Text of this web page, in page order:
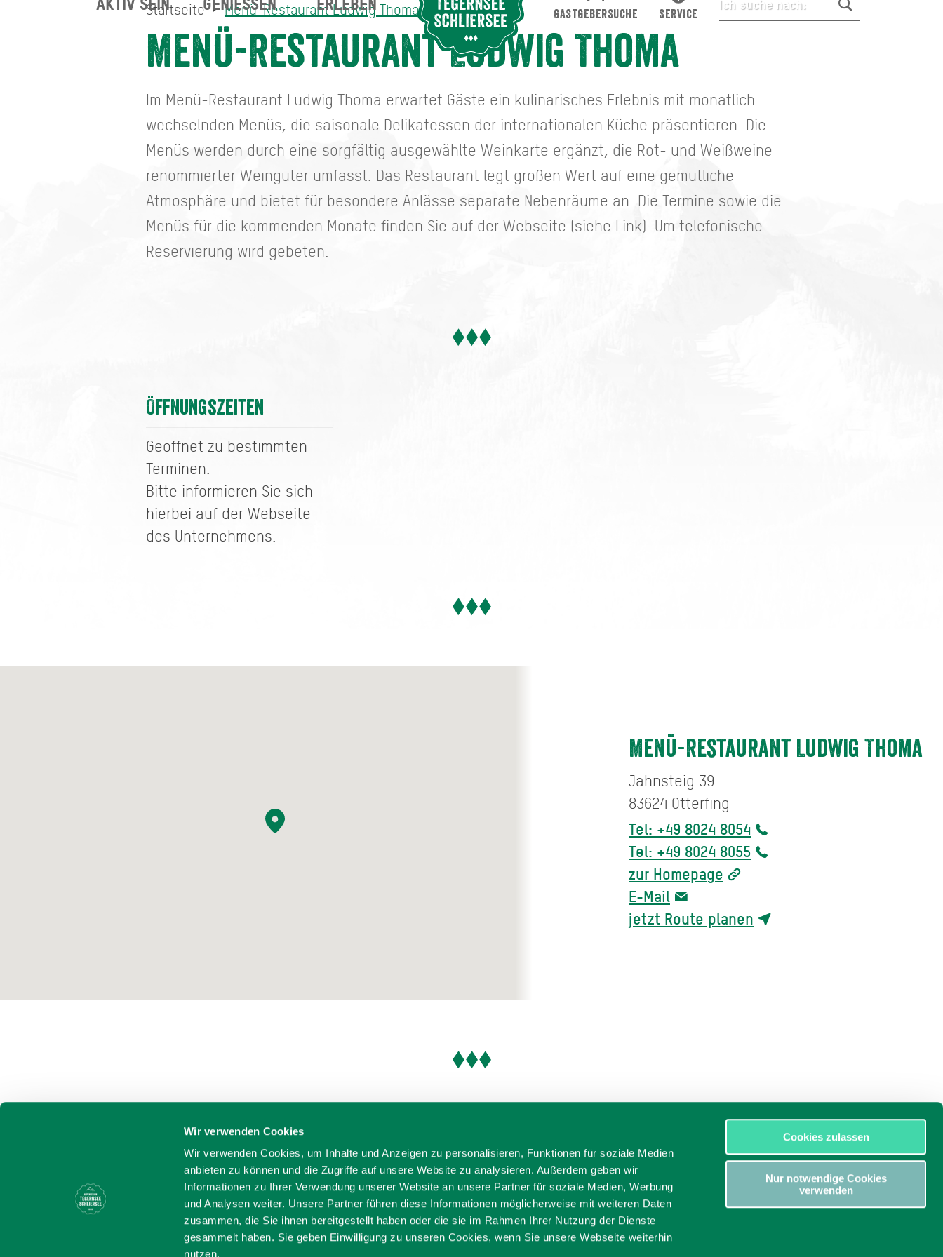
Wir verwenden Cookies
Wir verwenden Cookies, um Inhalte und Anzeigen zu personalisieren, Funktionen für soziale Medien
anbieten zu können und die Zugriffe auf unsere Website zu analysieren. Außerdem geben wir
Informationen zu Ihrer Verwendung unserer Website an unsere Partner für soziale Medien, Werbung
und Analysen weiter. Unsere Partner führen diese Informationen möglicherweise mit weiteren Daten
zusammen, die Sie ihnen bereitgestellt haben oder die sie im Rahmen Ihrer Nutzung der Dienste
gesammelt haben. Sie geben Einwilligung zu unseren Cookies, wenn Sie unsere Webseite weiterhin
nutzen.
Cookies zulassen
Nur notwendige Cookies
verwenden
Startseite Menü-Restaurant Ludwig Thoma
Menü-Restaurant Ludwig Thoma
Im Menü-Restaurant Ludwig Thoma erwartet Gäste ein kulinarisches Erlebnis mit monatlich
wechselnden Menüs, die saisonale Delikatessen der internationalen Küche präsentieren. Die
Menüs werden durch eine sorgfältig ausgewählte Weinkarte ergänzt, die Rot- und Weißweine
renommierter Weingüter umfasst. Das Restaurant legt großen Wert auf eine gemütliche
Atmosphäre und bietet für besondere Anlässe separate Nebenräume an. Die Termine sowie die
Menüs für die kommenden Monate finden Sie auf der Webseite (siehe Link). Um telefonische
Reservierung wird gebeten.
Öffnungszeiten
Geöffnet zu bestimmten
Terminen.
Bitte informieren Sie sich
hierbei auf der Webseite
des Unternehmens.
Menü-Restaurant Ludwig Thoma
Jahnsteig 39
83624 Otterfing
Tel: +49 8024 8054
Tel: +49 8024 8055
zur Homepage
E-Mail
jetzt Route planen
Menü-Restaurant Ludwig Thoma
AKTIV SEIN GENIESSEN ERLEBEN
GASTGEBERSUCHE SERVICE
Suche abschicken